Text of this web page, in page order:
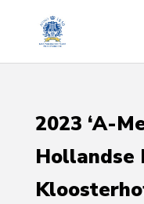
2023 ‘A-
Hollandse